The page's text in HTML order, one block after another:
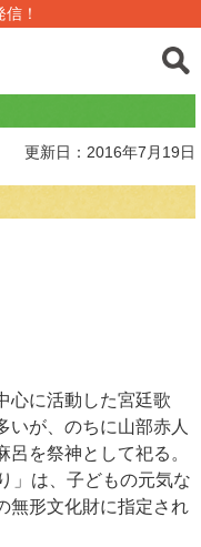
！
更新日：2016年7月19日
心に活動した宮廷歌
いが、のちに山部赤人
を祭神として祀る。
」は、子どもの元気な
無形文化財に指定され